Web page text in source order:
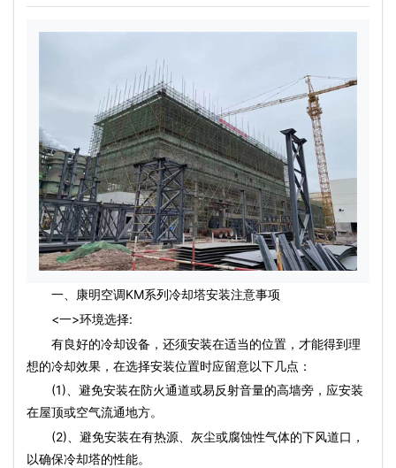
一、康明空调KM系列冷却塔安装注意事项
<一>环境选择:
有良好的冷却设备，还须安装在适当的位置，才能得到理
想的冷却效果，在选择安装位置时应留意以下几点：
(1)、避免安装在防火通道或易反射音量的高墙旁，应安装
在屋顶或空气流通地方。
(2)、避免安装在有热源、灰尘或腐蚀性气体的下风道口，
以确保冷却塔的性能。